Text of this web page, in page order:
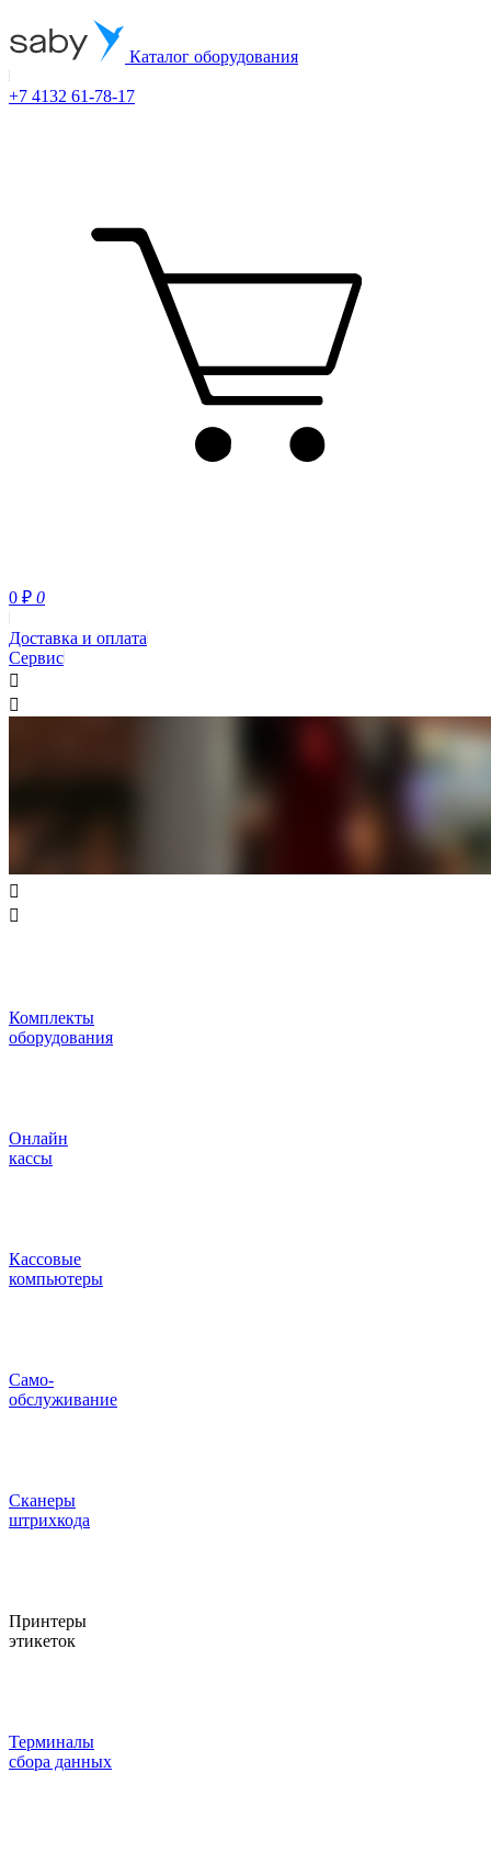
Каталог оборудования
+7 4132 61-78-17
0 ₽ 0
Доставка и оплата
Сервис
Комплекты
оборудования
Онлайн
кассы
Кассовые
компьютеры
Само-
обслуживание
Сканеры
штрихкода
Принтеры
этикеток
Терминалы
сбора данных